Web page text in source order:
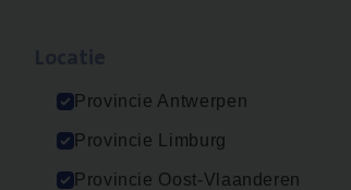
Provincie Antwerpen
Provincie Limburg
Provincie Oost-Vlaanderen